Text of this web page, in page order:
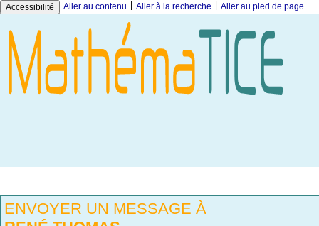
Accessibilité Aller au contenu Aller à la recherche Aller au pied de page
ENVOYER UN MESSAGE À